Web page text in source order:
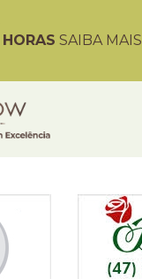
SAIBA MAIS